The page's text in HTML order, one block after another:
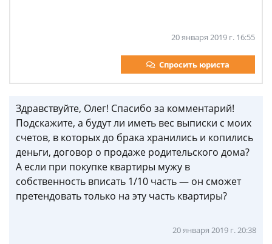
20 января 2019 г. 16:55
Спросить юриста
Здравствуйте, Олег! Спасибо за комментарий!
Подскажите, а будут ли иметь вес выписки с моих
счетов, в которых до брака хранились и копились
деньги, договор о продаже родительского дома?
А если при покупке квартиры мужу в
собственность вписать 1/10 часть — он сможет
претендовать только на эту часть квартиры?
20 января 2019 г. 20:38